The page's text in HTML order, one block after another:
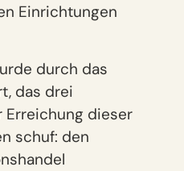
Einrichtungen
durch das
das drei
Erreichung dieser
schuf: den